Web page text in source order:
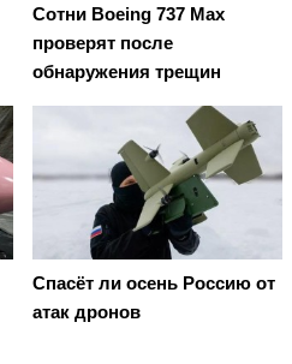
Сотни Boeing 737 Max
проверят после
обнаружения трещин
Спасёт ли осень Россию от
атак дронов